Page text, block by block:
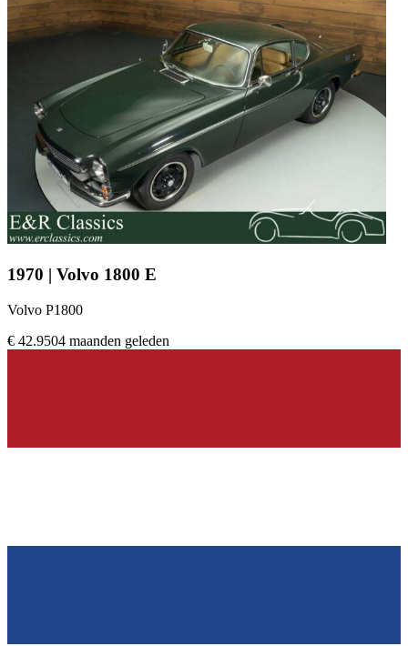
1970 | Volvo 1800 E
Volvo P1800
€ 42.9504 maanden geleden